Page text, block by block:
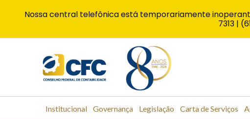
Institucional Governança Legislação Carta de Serviços
Nossa central telefônica está temporariamente
7313 |